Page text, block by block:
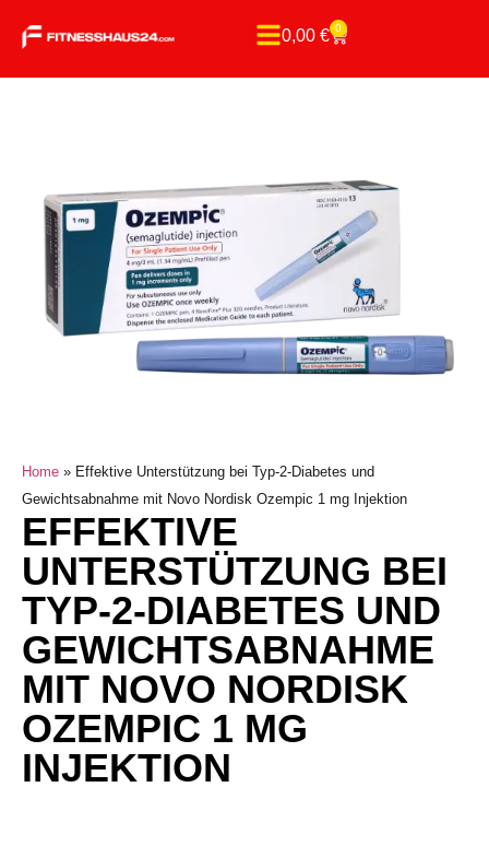
0,00 € 0
Home » Effektive Unterstützung bei Typ-2-Diabetes und
Gewichtsabnahme mit Novo Nordisk Ozempic 1 mg Injektion
EFFEKTIVE
UNTERSTÜTZUNG BEI
TYP-2-DIABETES UND
GEWICHTSABNAHME
MIT NOVO NORDISK
OZEMPIC 1 MG
INJEKTION